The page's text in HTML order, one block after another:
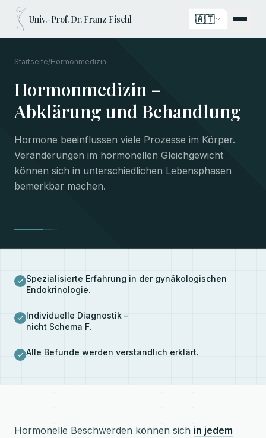
Univ.-Prof. Dr. Franz Fischl 🇦🇹
Startseite/Hormonmedizin
Hormonmedizin –
Abklärung und Behandlung
Hormone beeinflussen viele Prozesse im Körper.
Veränderungen im hormonellen Gleichgewicht
können sich in unterschiedlichen Lebensphasen
bemerkbar machen.
Spezialisierte Erfahrung in der gynäkologischen
Endokrinologie.
Individuelle Diagnostik –
nicht Schema F.
Alle Befunde werden verständlich erklärt.
Hormonelle Beschwerden können sich in jedem